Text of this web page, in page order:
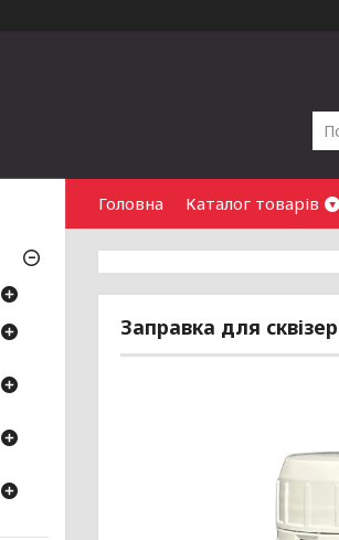
Головна Каталог товарів
Заправка для